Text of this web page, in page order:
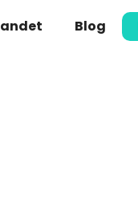
Blog